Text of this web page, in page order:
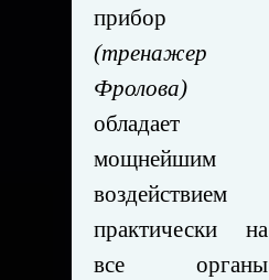
прибор
(тренажер
Фролова)
обладает
мощнейшим
воздействием
практически на
все органы